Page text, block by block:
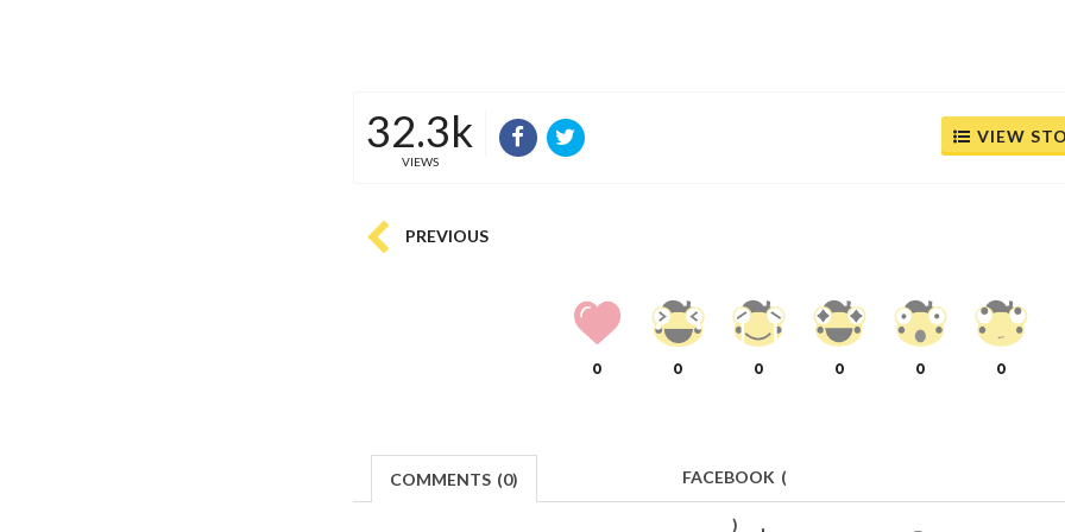
32.3k
VIEWS
VIEW
PREVIOUS
0 0 0 0 0 0
COMMENTS (0) FACEBOOK (
)